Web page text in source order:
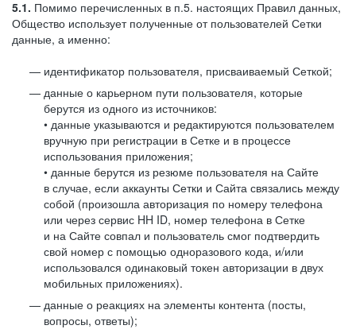
5.1. Помимо перечисленных в п.5. настоящих Правил данных,
Общество использует полученные от пользователей Сетки
данные, а именно:
идентификатор пользователя, присваиваемый Сеткой;
данные о карьерном пути пользователя, которые
берутся из одного из источников:
• данные указываются и редактируются пользователем
вручную при регистрации в Сетке и в процессе
использования приложения;
• данные берутся из резюме пользователя на Сайте
в случае, если аккаунты Сетки и Сайта связались между
собой (произошла авторизация по номеру телефона
или через сервис HH ID, номер телефона в Сетке
и на Сайте совпал и пользователь смог подтвердить
свой номер с помощью одноразового кода, и/или
использовался одинаковый токен авторизации в двух
мобильных приложениях).
данные о реакциях на элементы контента (посты,
вопросы, ответы);